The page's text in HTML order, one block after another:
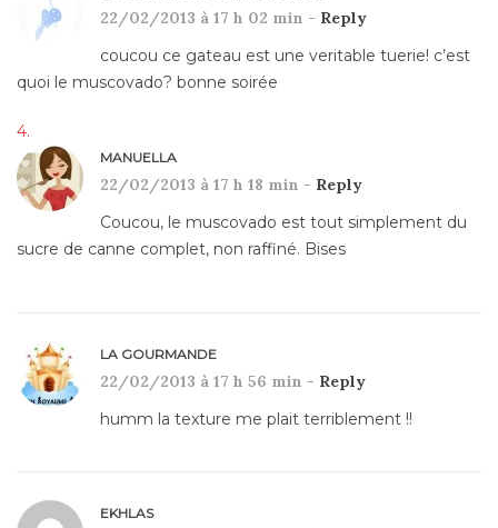
22/02/2013 à 17 h 02 min - Reply
coucou ce gateau est une veritable tuerie! c’est
quoi le muscovado? bonne soirée
MANUELLA
22/02/2013 à 17 h 18 min - Reply
Coucou, le muscovado est tout simplement du
sucre de canne complet, non raffiné. Bises
LA GOURMANDE
22/02/2013 à 17 h 56 min - Reply
humm la texture me plait terriblement !!
EKHLAS